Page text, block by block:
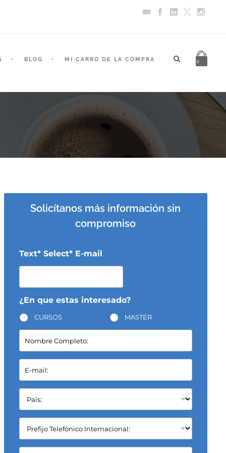
BLOG MI CARRO DE LA COMPRA 0
Solicítanos más información sin
compromiso
Text* Select* E-mail
¿En que estas interesado?
CURSOS MASTER
N
m
b
e
C
m
p
e
t
E
m
a
l
*
P
í
s
*
C
m
p